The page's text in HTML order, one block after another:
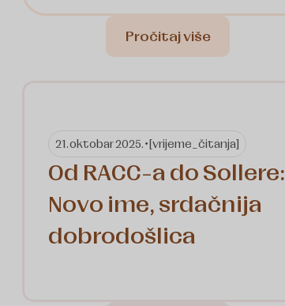
Pročitaj više
21. oktobar 2025. •[vrijeme_čitanja]
Od RACC-a do Sollere:
Novo ime, srdačnija
dobrodošlica